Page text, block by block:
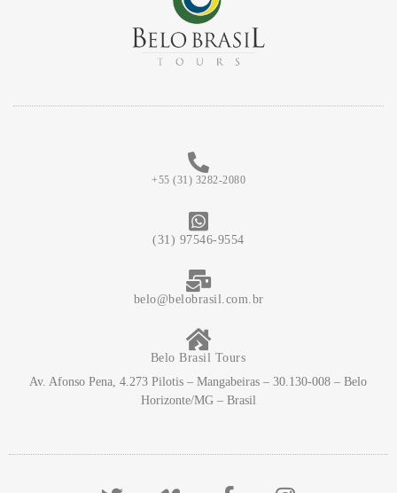
+55 (31) 3282-2080
(31) 97546-9554
belo@belobrasil.com.br
Belo Brasil Tours
Av. Afonso Pena, 4.273 Pilotis – Mangabeiras – 30.130-008 – Belo
Horizonte/MG – Brasil